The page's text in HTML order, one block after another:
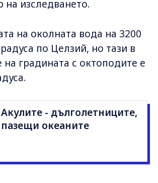
на изследването.
на околната вода на 3200
по Целзий, но тази в
на градината с октоподите е
Акулите - дълголетниците,
пазещи океаните